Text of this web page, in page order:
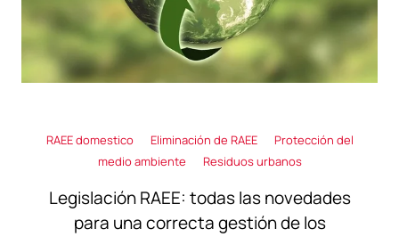
RAEE domestico Eliminación de RAEE
Protección del
medio ambiente
Residuos urbanos
Legislación RAEE: todas las novedades
para una correcta gestión de los